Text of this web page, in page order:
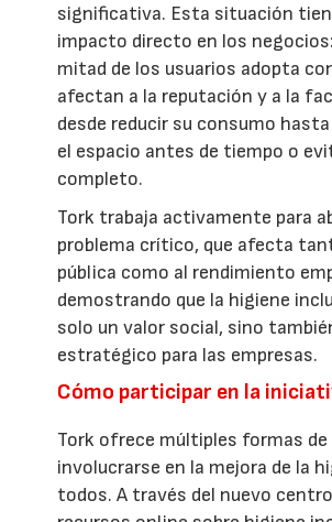
significativa. Esta situación
impacto directo en los
mitad de los usuarios adopta
afectan a la reputación y a la
desde reducir su consumo
el espacio antes de tiempo o
completo.
Tork trabaja activamente para
problema crítico, que afecta
pública como al rendimiento
demostrando que la higiene
solo un valor social, sino
estratégico para las empresas.
Cómo participar en la
Tork ofrece múltiples formas de
involucrarse en la mejora de la
todos. A través del nuevo